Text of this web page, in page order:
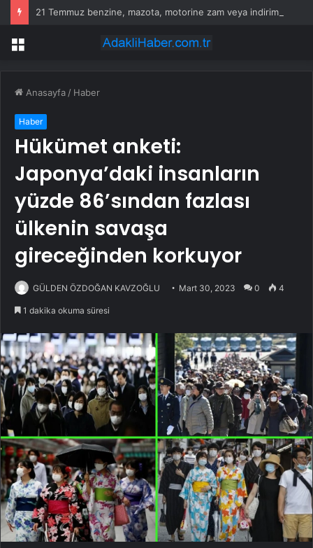
Menü
Anasayfa / Haber
Haber
Hükümet anketi:
Japonya’daki insanların
yüzde 86’sından fazlası
ülkenin savaşa
gireceğinden korkuyor
GÜLDEN ÖZDOĞAN KAVZOĞLU Mart 30, 2023 0 4
1 dakika okuma süresi